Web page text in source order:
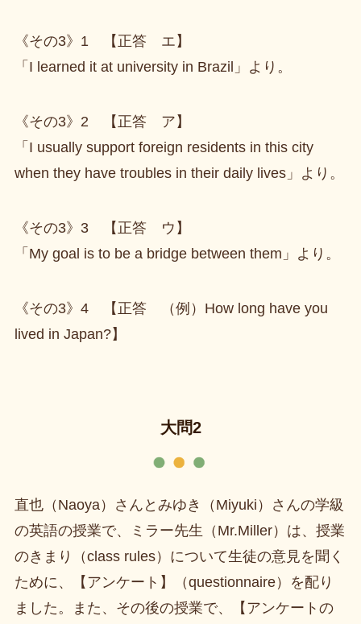
《その3》1 【正答 エ】
「I learned it at university in Brazil」より。
《その3》2 【正答 ア】
「I usually support foreign residents in this city
when they have troubles in their daily lives」より。
《その3》3 【正答 ウ】
「My goal is to be a bridge between them」より。
《その3》4 【正答 （例）How long have you
lived in Japan?】
大問2
直也（Naoya）さんとみゆき（Miyuki）さんの学級
の英語の授業で、ミラー先生（Mr.Miller）は、授業
のきまり（class rules）について生徒の意見を聞く
ために、【アンケート】（questionnaire）を配り
ました。また、その後の授業で、【アンケートの